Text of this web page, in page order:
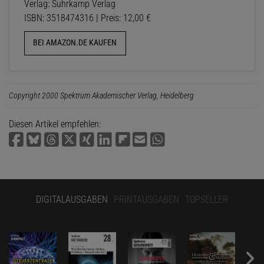
Verlag: Suhrkamp Verlag
ISBN: 3518474316 | Preis: 12,00 €
BEI AMAZON.DE KAUFEN
Copyright 2000 Spektrum Akademischer Verlag, Heidelberg
Diesen Artikel empfehlen:
DIGITALAUSGABEN PRINTAUSGABEN TOPSELLER